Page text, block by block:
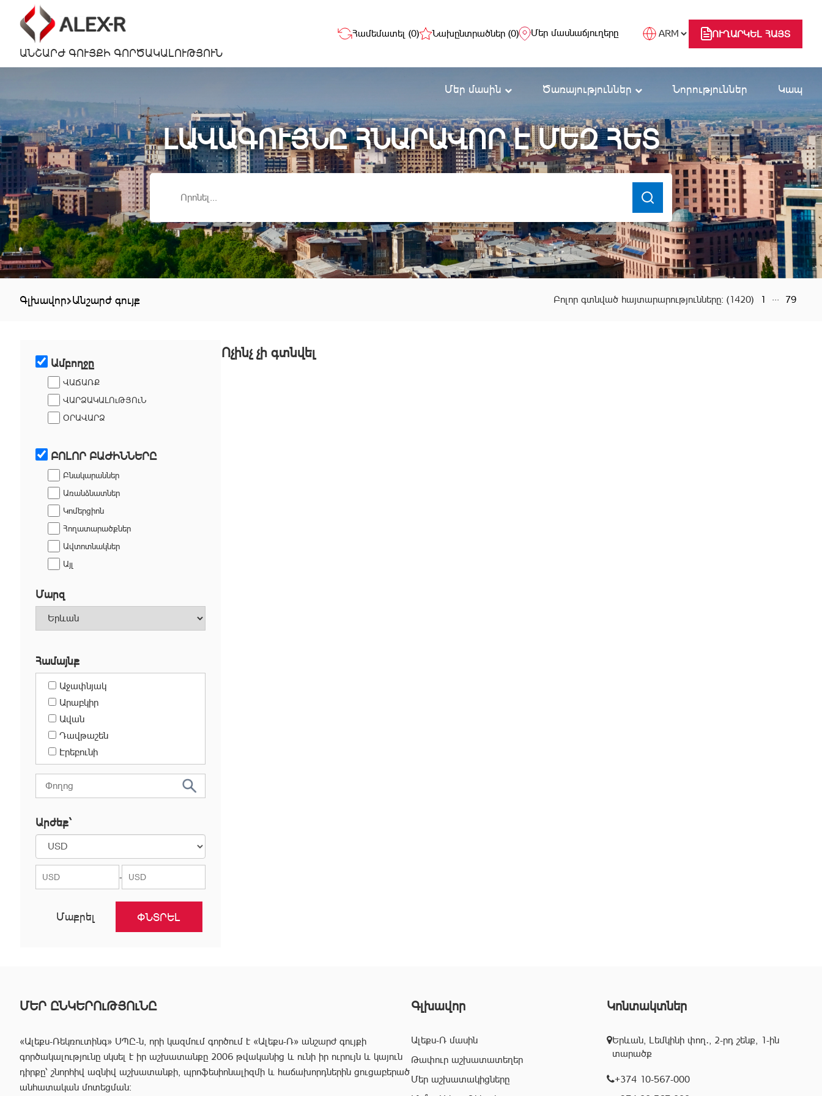
ԱՆՇԱՐԺ ԳՈՒՅՔԻ ԳՈՐԾԱԿԱԼՈՒԹՅՈՒՆ
Համեմատել (0) Նախընտրածներ (0) Մեր մասնաճյուղերը ՈՒՂԱՐԿԵԼ ՀԱՅՏ
Մեր մասին Ծառայություններ Նորություններ Կապ
ԼԱՎԱԳՈՒՅՆԸ ՀՆԱՐԱՎՈՐ Է ՄԵԶ ՀԵՏ
Գլխավոր Անշարժ գույք Բոլոր գտնված հայտարարությունները: (1420) 1 ... 79
Ամբողջը
ՎԱՃԱՌՔ
ՎԱՐՁԱԿԱԼՈւԹՅՈւՆ
ՕՐԱՎԱՐՁ
ԲՈԼՈՐ ԲԱԺԻՆՆԵՐԸ
Բնակարաններ
Առանձնատներ
Կոմերցիոն
Հողատարածքներ
Ավտոտնակներ
Այլ
Մարզ
Համայնք
Աջափնյակ
Արաբկիր
Ավան
Դավթաշեն
Էրեբունի
Քանաքեռ-Զեյթուն
Կենտրոն
Մալաթիա-Սեբաստիա
Նորք-Մարաշ
Նոր Նորք
Նուբարաշեն
Շենգավիթ
Արժեք`
-
Մաքրել
Ոչինչ չի գտնվել
ՄԵՐ ԸՆԿԵՐՈւԹՅՈւՆԸ
«Ալեքս-Ռեկռուտինգ» ՍՊԸ-ն, որի կազմում գործում է «Ալեքս-Ռ» անշարժ գույքի
գործակալությունը սկսել է իր աշխատանքը 2006 թվականից և ունի իր ուրույն և կայուն
դիրքը՝ շնորհիվ ազնիվ աշխատանքի, պրոֆեսիոնալիզմի և հաճախորդներին ցուցաբերած
անհատական մոտեցման:
Գլխավոր
Ալեքս-Ռ մասին
Թափուր աշխատատեղեր
Մեր աշխատակիցները
Կոնտակտներ
Երևան, Լեմկինի փող․, 2-րդ շենք, 1-ին
տարածք
+374 10-567-000